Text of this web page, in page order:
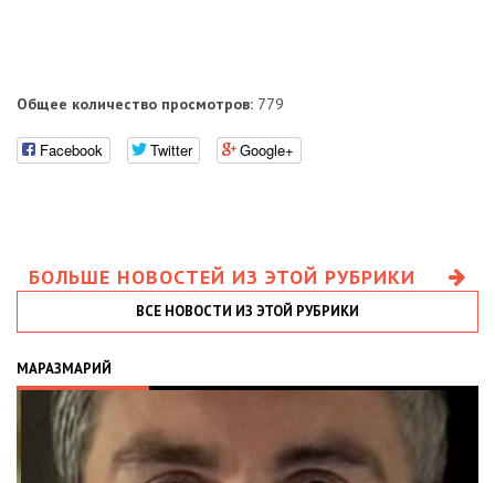
Общее количество просмотров: 779
Facebook Twitter Google+
БОЛЬШЕ НОВОСТЕЙ ИЗ ЭТОЙ РУБРИКИ
ВСЕ НОВОСТИ ИЗ ЭТОЙ РУБРИКИ
МАРАЗМАРИЙ